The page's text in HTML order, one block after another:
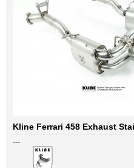
Kline Ferrari 458 Exhaust
---